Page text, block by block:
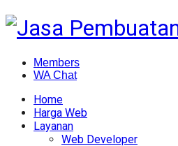
Members
WA Chat
Home
Harga Web
Layanan
Web Developer